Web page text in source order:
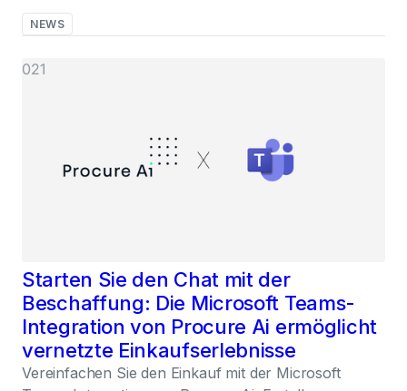
NEWS
Starten Sie den Chat mit der
Beschaffung: Die Microsoft Teams-
Integration von Procure Ai ermöglicht
vernetzte Einkaufserlebnisse
Vereinfachen Sie den Einkauf mit der Microsoft
021